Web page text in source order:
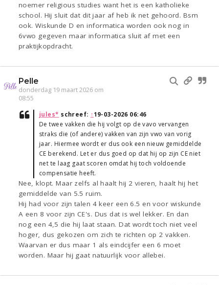
noemer religious studies want het is een katholieke
school. Hij sluit dat dit jaar af heb ik net gehoord. Bsm
ook. Wiskunde D en informatica worden ook nog in
6vwo gegeven maar informatica sluit af met een
praktijkopdracht.
Pelle
donderdag 19 maart 2026 om
08:55
jules* schreef: ↑19-03-2026 06:46
De twee vakken die hij volgt op de vavo vervangen
straks die (of andere) vakken van zijn vwo van vorig
jaar. Hiermee wordt er dus ook een nieuw gemiddelde
CE berekend. Let er dus goed op dat hij op zijn CE niet
net te laag gaat scoren omdat hij toch voldoende
compensatie heeft.
Nee, klopt. Maar zelfs al haalt hij 2 vieren, haalt hij het
gemiddelde van 5.5 ruim.
Hij had voor zijn talen 4 keer een 6.5 en voor wiskunde
A een 8 voor zijn CE's. Dus dat is wel lekker. En dan
nog een 4,5 die hij laat staan. Dat wordt toch niet veel
hoger, dus gekozen om zich te richten op 2 vakken.
Waarvan er dus maar 1 als eindcijfer een 6 moet
worden. Maar hij gaat natuurlijk voor allebei.